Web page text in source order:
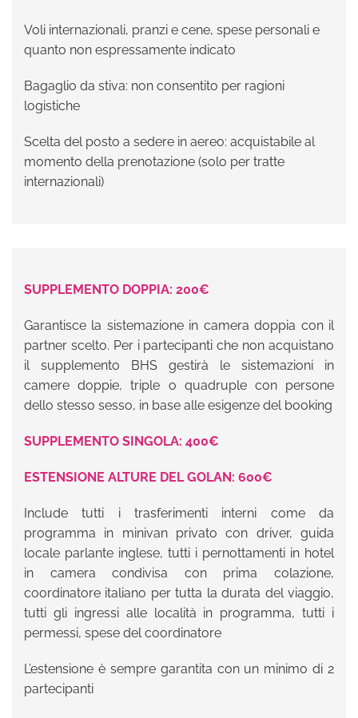
Voli internazionali, pranzi e cene, spese personali e
quanto non espressamente indicato
Bagaglio da stiva: non consentito per ragioni
logistiche
Scelta del posto a sedere in aereo: acquistabile al
momento della prenotazione (solo per tratte
internazionali)
SUPPLEMENTO DOPPIA: 200€
Garantisce la sistemazione in camera doppia con il
partner scelto. Per i partecipanti che non acquistano
il supplemento BHS gestirà le sistemazioni in
camere doppie, triple o quadruple con persone
dello stesso sesso, in base alle esigenze del booking
SUPPLEMENTO SINGOLA: 400€
ESTENSIONE ALTURE DEL GOLAN: 600€
Include tutti i trasferimenti interni come da
programma in minivan privato con driver, guida
locale parlante inglese, tutti i pernottamenti in hotel
in camera condivisa con prima colazione,
coordinatore italiano per tutta la durata del viaggio,
tutti gli ingressi alle località in programma, tutti i
permessi, spese del coordinatore
L’estensione è sempre garantita con un minimo di 2
partecipanti